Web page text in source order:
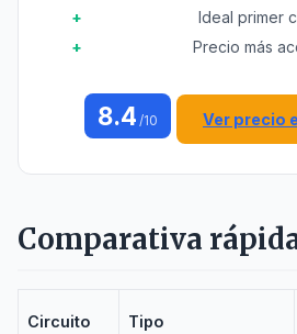
Ideal primer
Precio más
8.4 /10 Ver precio
Comparativa
Circuito Tipo